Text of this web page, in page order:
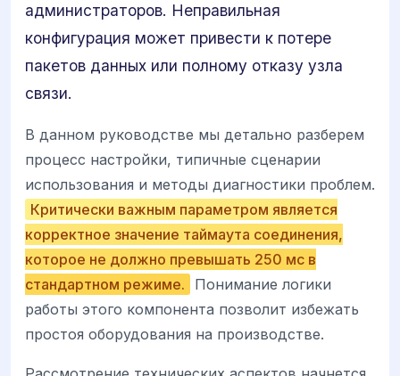
администраторов. Неправильная
конфигурация может привести к потере
пакетов данных или полному отказу узла
связи.
В данном руководстве мы детально разберем
процесс настройки, типичные сценарии
использования и методы диагностики проблем.
Критически важным параметром является
корректное значение таймаута соединения,
которое не должно превышать 250 мс в
стандартном режиме.
Понимание логики
работы этого компонента позволит избежать
простоя оборудования на производстве.